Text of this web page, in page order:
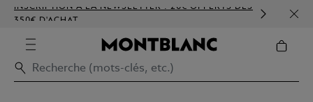
INSCRIPTION À LA NEWSLETTER : 20€ OFFERTS DÈS
350€ D'ACHAT